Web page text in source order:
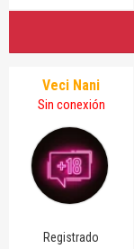
Veci Nani
Sin conexión
Registrado